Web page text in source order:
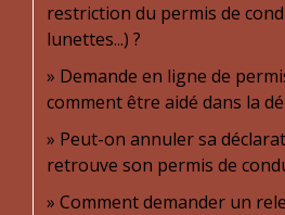
restriction du permis de
lunettes...) ?
Demande en ligne de
comment être aidé dans la
Peut-on annuler sa
retrouve son permis de
Comment demander un